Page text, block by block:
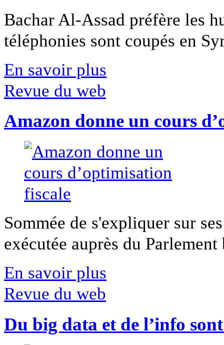
Bachar Al-Assad préfère les
téléphonies sont coupés en
En savoir plus
Revue du web
Amazon donne un cours
Sommée de s'expliquer sur
exécutée auprès du
En savoir plus
Revue du web
Du big data et de l’info